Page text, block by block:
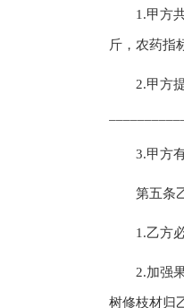
1.甲方共
斤，农药指
2.甲方提
3.甲方有
第五条乙
1.乙方必
2.加强果
树修枝材归